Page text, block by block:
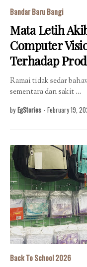
Bandar Baru Bangi
Mata Letih
Computer
Terhadap
Ramai tidak sedar
sementara dan sakit …
by EgStories - February 19,
Back To School 2026